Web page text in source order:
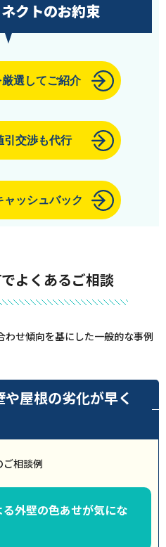
クトのお約束
選してご紹介
引交渉も代行
ャッシュバック
よくあるご相談
せ傾向を基にした一般的な事例
屋根の劣化が早く
ご相談例
外壁の色あせが気にな